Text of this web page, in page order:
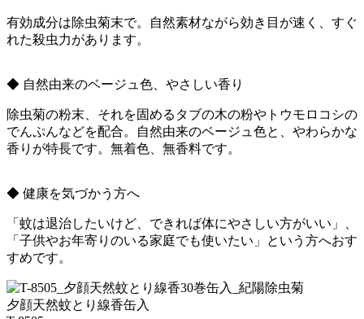
有効成分は除虫菊末で。自然素材ながら効き目が速く、すぐ
れた殺虫力があります。
◆ 自然由来のベージュ色、やさしい香り
除虫菊の粉末、それを固めるタブの木の粉やトウモロコシの
でんぷんなどを配合。自然由来のベージュ色と、やわらかな
香りが特長です。無着色、無香料です。
◆ 健康を気づかう方へ
「蚊は退治したいけど、できれば体にやさしい方がいい」、
「子供やお年寄りのいる家庭でも使いたい」という方へおす
すめです。
夕顔天然蚊とり線香缶入